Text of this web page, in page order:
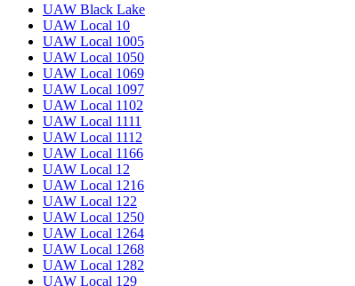
UAW Black Lake
UAW Local 10
UAW Local 1005
UAW Local 1050
UAW Local 1069
UAW Local 1097
UAW Local 1102
UAW Local 1111
UAW Local 1112
UAW Local 1166
UAW Local 12
UAW Local 1216
UAW Local 122
UAW Local 1250
UAW Local 1264
UAW Local 1268
UAW Local 1282
UAW Local 129